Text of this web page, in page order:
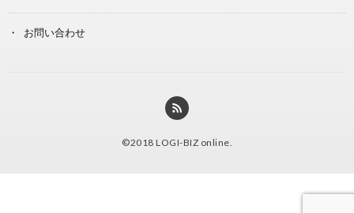
お問い合わせ
©2018 LOGI-BIZ online